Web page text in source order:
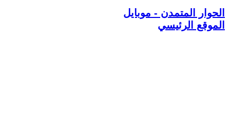
الحوار المتمدن - موبايل
الموقع الرئيسي